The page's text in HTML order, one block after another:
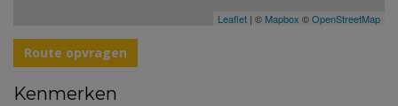
Leaflet | © Mapbox ©OpenStreetMap
Route opvragen
Kenmerken